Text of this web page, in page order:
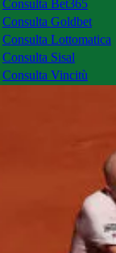
Consulta Bet365
Consulta Goldbet
Consulta Lottomatica
Consulta Sisal
Consulta Vincitù